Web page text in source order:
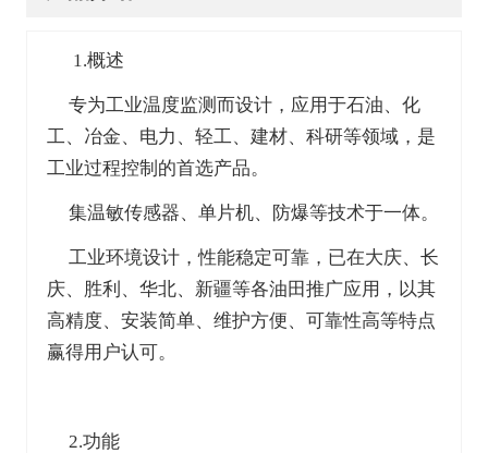
1.概述
专为工业温度监测而设计，应用于石油、化
工、冶金、电力、轻工、建材、科研等领域，是
工业过程控制的首选产品。
集温敏传感器、单片机、防爆等技术于一体。
工业环境设计，性能稳定可靠，已在大庆、长
庆、胜利、华北、新疆等各油田推广应用，以其
高精度、安装简单、维护方便、可靠性高等特点
赢得用户认可。
2.功能